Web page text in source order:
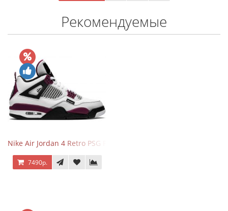
Рекомендуемые
Nike Air Jordan 4 Retro PSG Paris Saint-Germain
7490р.